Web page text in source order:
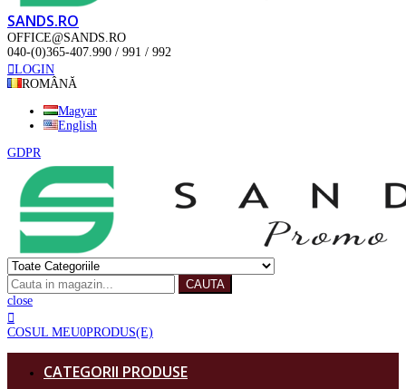
SANDS.RO
OFFICE@SANDS.RO
040-(0)365-407.990 / 991 / 992
LOGIN
ROMÂNĂ
Magyar
English
GDPR
CAUTA
close
COSUL MEU0PRODUS(E)
CATEGORII PRODUSE